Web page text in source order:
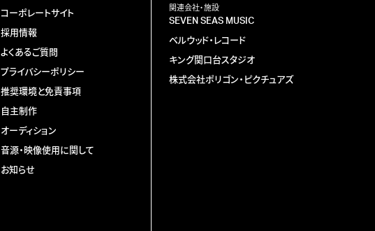
コーポレートサイト
採用情報
よくあるご質問
プライバシーポリシー
推奨環境と免責事項
自主制作
オーディション
音源・映像使用に関して
お知らせ
関連会社・施設
SEVEN SEAS MUSIC
ベルウッド・レコード
キング関口台スタジオ
株式会社ポリゴン・ピクチュアズ